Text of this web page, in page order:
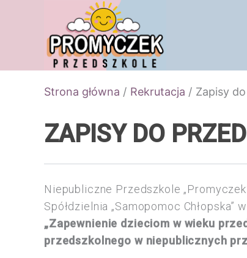
Strona główna Rekrutacja Zapisy
ZAPISY DO
Niepubliczne Przedszkole
Spółdzielnia „Samopomoc Chłopska”
„Zapewnienie dzieciom w wieku
przedszkolnego w niepublicznych